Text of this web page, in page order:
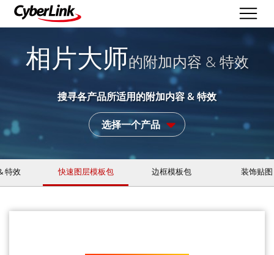
相片大师的附加内容 & 特效
搜寻各产品所适用的附加内容 & 特效
选择一个产品
特效 快速图层模板包 边框模板包 装饰贴图